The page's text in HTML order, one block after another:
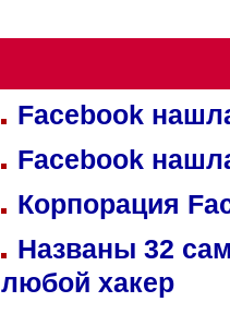
Facebook
Facebook
Корпорация
Названы 32
любой хакер